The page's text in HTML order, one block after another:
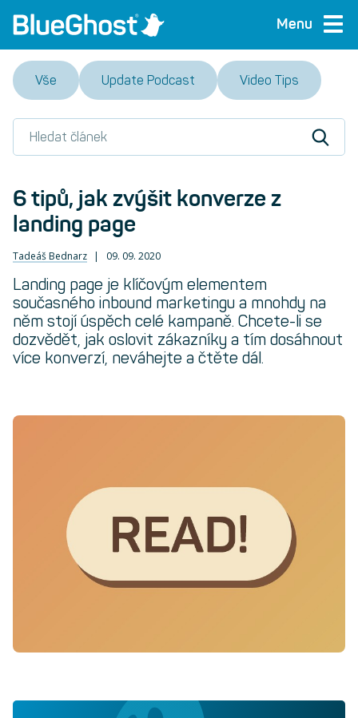
Menu
Vše Update Podcast Video Tips
6 tipů, jak zvýšit konverze z
landing page
Tadeáš Bednarz 09. 09. 2020
Landing page je klíčovým elementem
současného inbound marketingu a mnohdy na
něm stojí úspěch celé kampaně. Chcete-li se
dozvědět, jak oslovit zákazníky a tím dosáhnout
více konverzí, neváhejte a čtěte dál.